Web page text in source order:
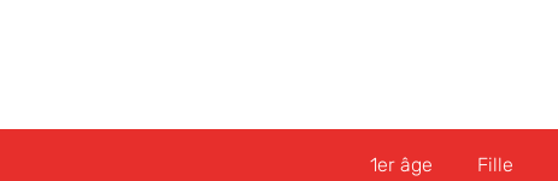
1er âge Fille